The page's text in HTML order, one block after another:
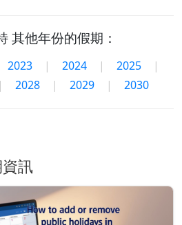
其他年份的假期：
2023 | 2024 | 2025
|
| 2028 | 2029 | 2030
訊